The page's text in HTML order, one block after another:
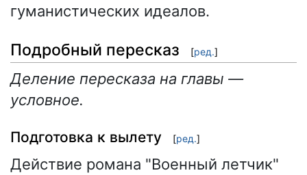
гуманистических идеалов.
Подробный пересказ [ред.]
Деление пересказа на главы —
условное.
Подготовка к вылету [ред.]
Действие романа "Военный летчик"